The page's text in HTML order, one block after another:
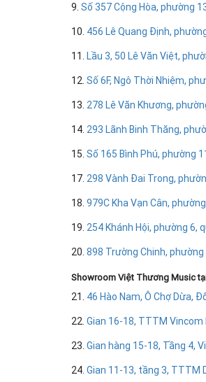
9. Số 357 Cộng Hòa, phường
10. 456 Lê Quang Định,
11. Lầu 3, 50 Lê Văn Việt,
12. Số 6F, Ngô Thời Nhiệm,
13. 278 Lê Văn Khương,
14. 293 Lãnh Binh Thăng,
15. Số 165 Bình Phú, phường
17. 298 Vành Đai Trong,
18. 979C Kha Vạn Cân,
19. 254 Khánh Hội, phường 6,
20. 898 Trường Chinh, phường
Showroom Việt Thương Music
21. 46 Hào Nam, Ô Chợ Dừa,
22. Gian 16-18, TTTM Vincom
23. Gian hàng 15-18, Tầng 4,
24. Gian 11-13, tầng 3, TTTM